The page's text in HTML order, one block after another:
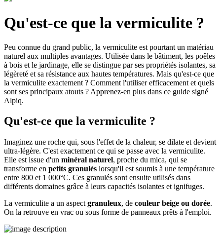
Qu'est-ce que la vermiculite ?
Peu connue du grand public, la vermiculite est pourtant un matériau
naturel aux multiples avantages. Utilisée dans le bâtiment, les poêles
à bois et le jardinage, elle se distingue par ses propriétés isolantes, sa
légèreté et sa résistance aux hautes températures. Mais qu'est-ce que
la vermiculite exactement ? Comment l'utiliser efficacement et quels
sont ses principaux atouts ? Apprenez-en plus dans ce guide signé
Alpiq.
Qu'est-ce que la vermiculite ?
Imaginez une roche qui, sous l'effet de la chaleur, se dilate et devient
ultra-légère. C'est exactement ce qui se passe avec la vermiculite.
Elle est issue d'un minéral naturel, proche du mica, qui se
transforme en petits granulés lorsqu'il est soumis à une température
entre 800 et 1 000°C. Ces granulés sont ensuite utilisés dans
différents domaines grâce à leurs capacités isolantes et ignifuges.
La vermiculite a un aspect granuleux, de couleur beige ou dorée.
On la retrouve en vrac ou sous forme de panneaux prêts à l'emploi.